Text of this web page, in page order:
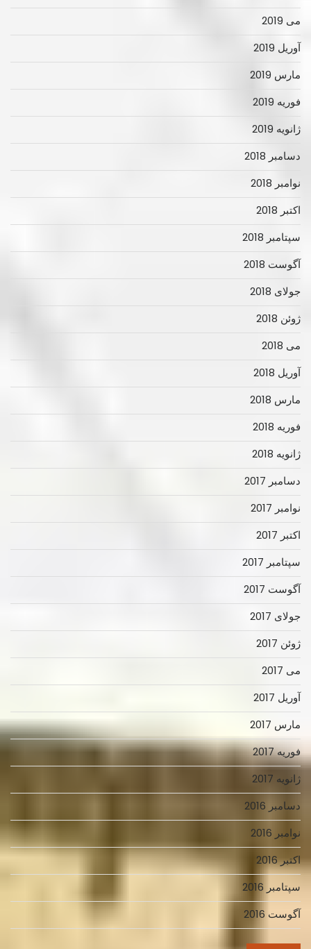
می 2019
آوریل 2019
مارس 2019
فوریه 2019
ژانویه 2019
دسامبر 2018
نوامبر 2018
اکتبر 2018
سپتامبر 2018
آگوست 2018
جولای 2018
ژوئن 2018
می 2018
آوریل 2018
مارس 2018
فوریه 2018
ژانویه 2018
دسامبر 2017
نوامبر 2017
اکتبر 2017
سپتامبر 2017
آگوست 2017
جولای 2017
ژوئن 2017
می 2017
آوریل 2017
مارس 2017
فوریه 2017
ژانویه 2017
دسامبر 2016
نوامبر 2016
اکتبر 2016
سپتامبر 2016
آگوست 2016